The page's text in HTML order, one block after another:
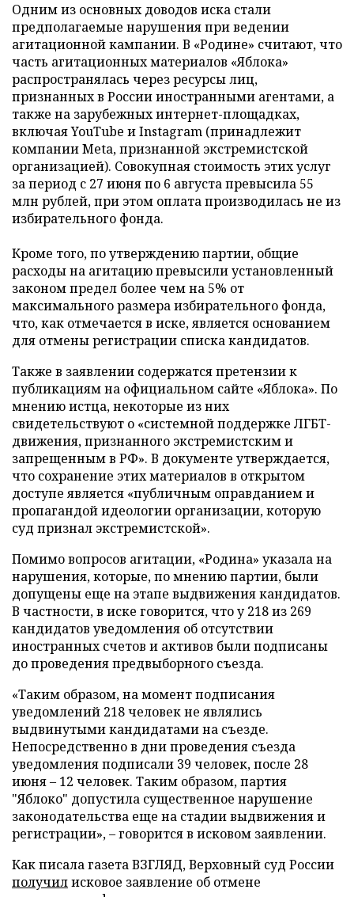
Одним из основных доводов иска стали
предполагаемые нарушения при ведении
агитационной кампании. В «Родине» считают, что
часть агитационных материалов «Яблока»
распространялась через ресурсы лиц,
признанных в России иностранными агентами, а
также на зарубежных интернет-площадках,
включая YouTube и Instagram (принадлежит
компании Meta, признанной экстремистской
организацией). Совокупная стоимость этих услуг
за период с 27 июня по 6 августа превысила 55
млн рублей, при этом оплата производилась не из
избирательного фонда.
Кроме того, по утверждению партии, общие
расходы на агитацию превысили установленный
законом предел более чем на 5% от
максимального размера избирательного фонда,
что, как отмечается в иске, является основанием
для отмены регистрации списка кандидатов.
Также в заявлении содержатся претензии к
публикациям на официальном сайте «Яблока». По
мнению истца, некоторые из них
свидетельствуют о «системной поддержке ЛГБТ-
движения, признанного экстремистским и
запрещенным в РФ». В документе утверждается,
что сохранение этих материалов в открытом
доступе является «публичным оправданием и
пропагандой идеологии организации, которую
суд признал экстремистской».
Помимо вопросов агитации, «Родина» указала на
нарушения, которые, по мнению партии, были
допущены еще на этапе выдвижения кандидатов.
В частности, в иске говорится, что у 218 из 269
кандидатов уведомления об отсутствии
иностранных счетов и активов были подписаны
до проведения предвыборного съезда.
«Таким образом, на момент подписания
уведомлений 218 человек не являлись
выдвинутыми кандидатами на съезде.
Непосредственно в дни проведения съезда
уведомления подписали 39 человек, после 28
июня – 12 человек. Таким образом, партия
"Яблоко" допустила существенное нарушение
законодательства еще на стадии выдвижения и
регистрации», – говорится в исковом заявлении.
Как писала газета ВЗГЛЯД, Верховный суд России
получилисковое заявление об отмене